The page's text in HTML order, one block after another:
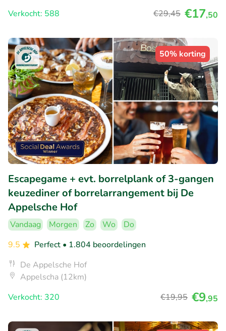
Verkocht: 588
€29,45 €17,50
50% korting
Escapegame + evt. borrelplank of 3-gangen
keuzediner of borrelarrangement bij De
Appelsche Hof
Vandaag Morgen Zo Wo
Do
9.5
Perfect • 1.804 beoordelingen
De Appelsche Hof
Appelscha (12km)
Verkocht: 320
€19,95 €9,95